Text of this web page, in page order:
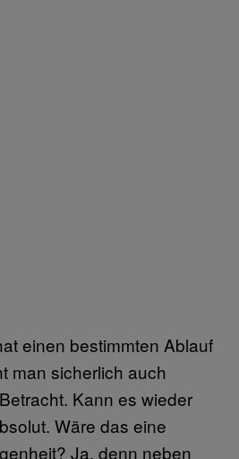
einen bestimmten Ablauf
man sicherlich auch
Kann es wieder
Wäre das eine
Ja, denn neben